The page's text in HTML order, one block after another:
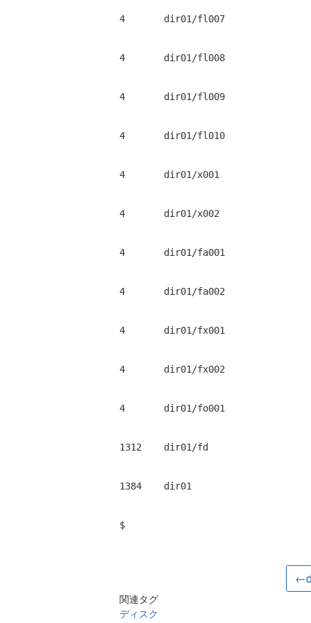
4       dir01/fl007
4       dir01/fl008
4       dir01/fl009
4       dir01/fl010
4       dir01/x001
4       dir01/x002
4       dir01/fa001
4       dir01/fa002
4       dir01/fx001
4       dir01/fx002
4       dir01/fo001
1312    dir01/fd
1384    dir01
$
関連タグ
ディスク